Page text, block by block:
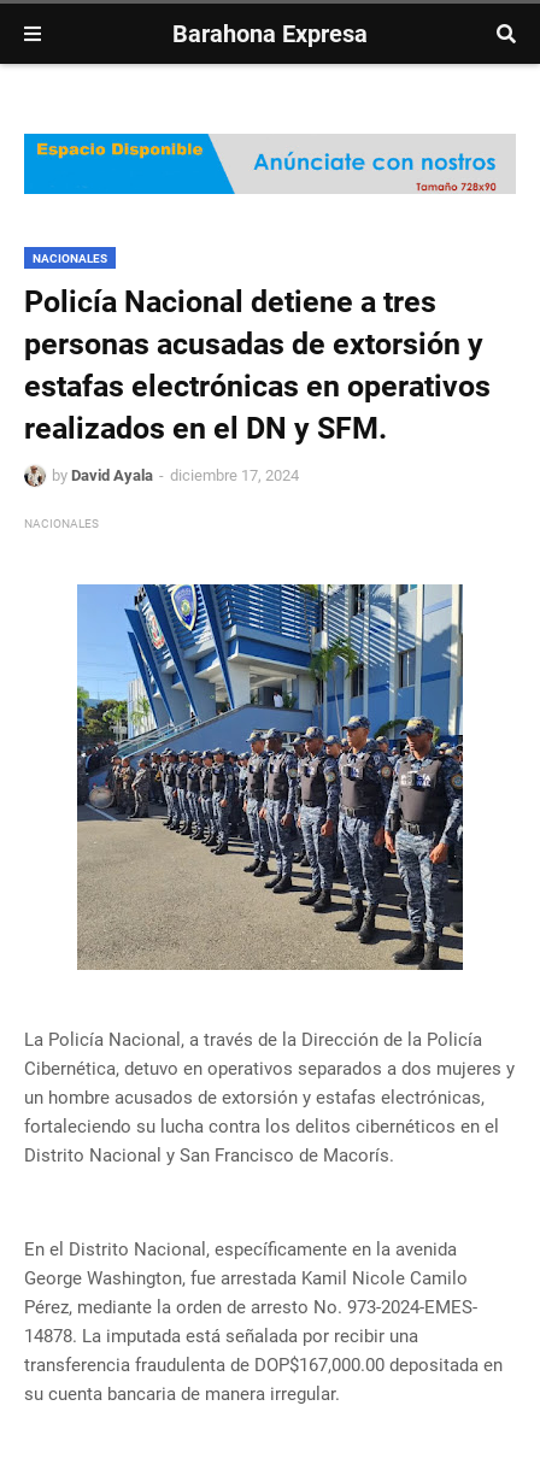
Barahona Expresa
NACIONALES
Policía Nacional detiene a tres
personas acusadas de extorsión y
estafas electrónicas en operativos
realizados en el DN y SFM.
by David Ayala diciembre 17, 2024
NACIONALES
La Policía Nacional, a través de la Dirección de la Policía
Cibernética, detuvo en operativos separados a dos mujeres y
un hombre acusados de extorsión y estafas electrónicas,
fortaleciendo su lucha contra los delitos cibernéticos en el
Distrito Nacional y San Francisco de Macorís.
En el Distrito Nacional, específicamente en la avenida
George Washington, fue arrestada Kamil Nicole Camilo
Pérez, mediante la orden de arresto No. 973-2024-EMES-
14878. La imputada está señalada por recibir una
transferencia fraudulenta de DOP$167,000.00 depositada en
su cuenta bancaria de manera irregular.